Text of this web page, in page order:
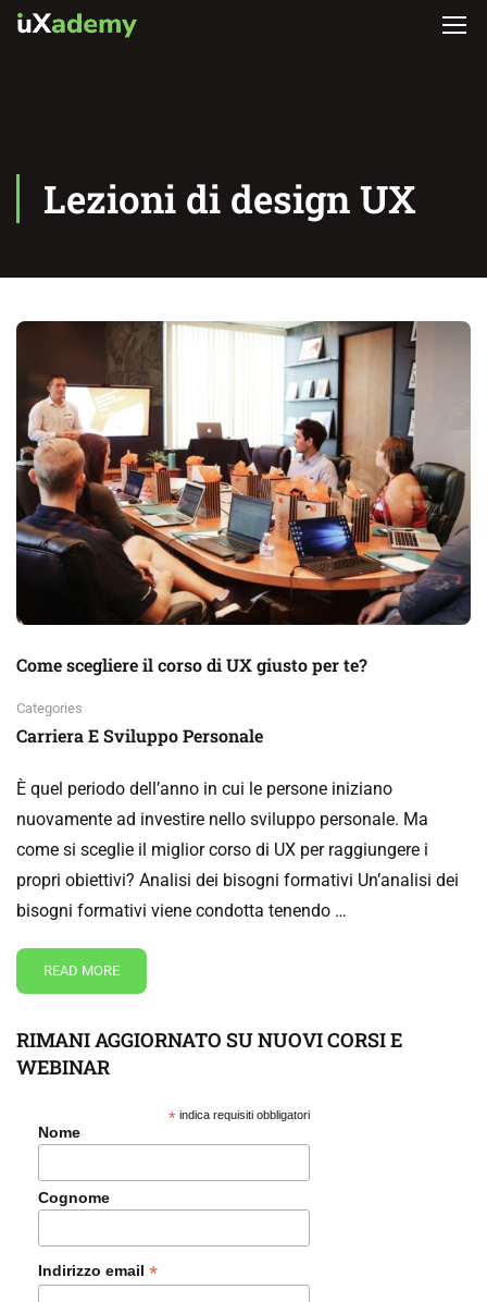
Lezioni di design UX
Come scegliere il corso di UX giusto per te?
Categories
Carriera E Sviluppo Personale
È quel periodo dell’anno in cui le persone iniziano
nuovamente ad investire nello sviluppo personale. Ma
come si sceglie il miglior corso di UX per raggiungere i
propri obiettivi? Analisi dei bisogni formativi Un’analisi dei
bisogni formativi viene condotta tenendo …
READ MORE
RIMANI AGGIORNATO SU NUOVI CORSI E
WEBINAR
*indica requisiti obbligatori
Nome
Cognome
Indirizzo email *